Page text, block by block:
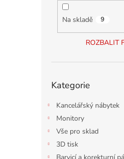
Na skladě 9
ROZBALIT
kategorie
Kategorie
Kancelářský nábytek
Monitory
Vše pro sklad
3D tisk